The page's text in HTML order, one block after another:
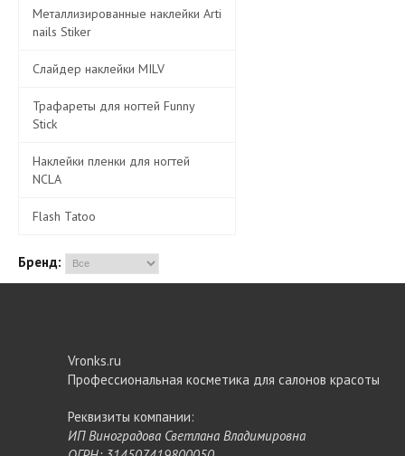
Металлизированные наклейки Arti
nails Stiker
Слайдер наклейки MILV
Трафареты для ногтей Funny
Stick
Наклейки пленки для ногтей
NCLA
Flash Tatoo
Бренд:
Vronks.ru
Профессиональная косметика для салонов красоты
Реквизиты компании:
ИП Виноградова Светлана Владимировна